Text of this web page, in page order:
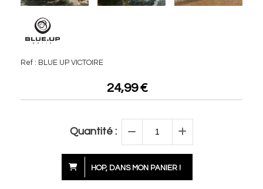
Ref : BLUE UP VICTOIRE
24,99€
Quantité :
HOP, DANS MON PANIER !